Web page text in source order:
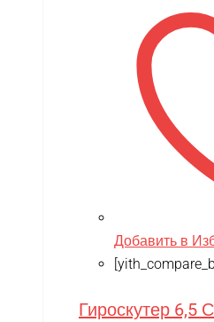
Добавить в
Гироскутер 6,5